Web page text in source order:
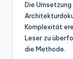
Die
Komplexität
Leser zu
die Methode.